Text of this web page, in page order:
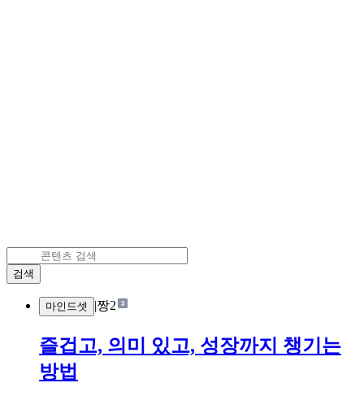
검색
마인드셋 |짱2
즐겁고, 의미 있고, 성장까지 챙기는
방법